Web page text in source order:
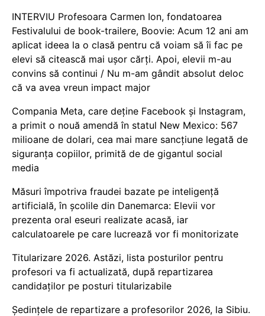
INTERVIU Profesoara Carmen Ion, fondatoarea
Festivalului de book-trailere, Boovie: Acum 12 ani am
aplicat ideea la o clasă pentru că voiam să îi fac pe
elevi să citească mai ușor cărți. Apoi, elevii m-au
convins să continui / Nu m-am gândit absolut deloc
că va avea vreun impact major
Compania Meta, care deține Facebook și Instagram,
a primit o nouă amendă în statul New Mexico: 567
milioane de dolari, cea mai mare sancțiune legată de
siguranța copiilor, primită de de gigantul social
media
Măsuri împotriva fraudei bazate pe inteligență
artificială, în școlile din Danemarca: Elevii vor
prezenta oral eseuri realizate acasă, iar
calculatoarele pe care lucrează vor fi monitorizate
Titularizare 2026. Astăzi, lista posturilor pentru
profesori va fi actualizată, după repartizarea
candidaților pe posturi titularizabile
Ședințele de repartizare a profesorilor 2026, la Sibiu.